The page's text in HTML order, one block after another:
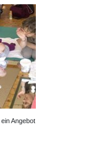
Angebot